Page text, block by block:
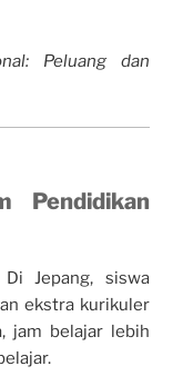
Peluang dan
Pendidikan
Jepang, siswa
ekstra kurikuler
jam belajar lebih